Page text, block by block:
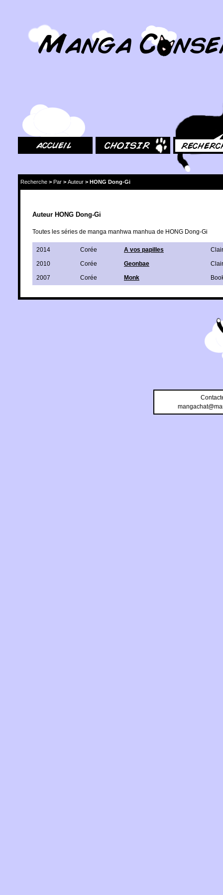
Recherche > Par > Auteur > HONG Dong-Gi
Auteur HONG Dong-Gi
Toutes les séries de manga manhwa manhua de HONG Dong-Gi
2014 Corée A vos papilles
2010
Corée Geonbae
2007
Corée Monk